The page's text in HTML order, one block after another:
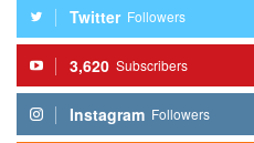
Twitter Followers
3,620 Subscribers
Instagram Followers